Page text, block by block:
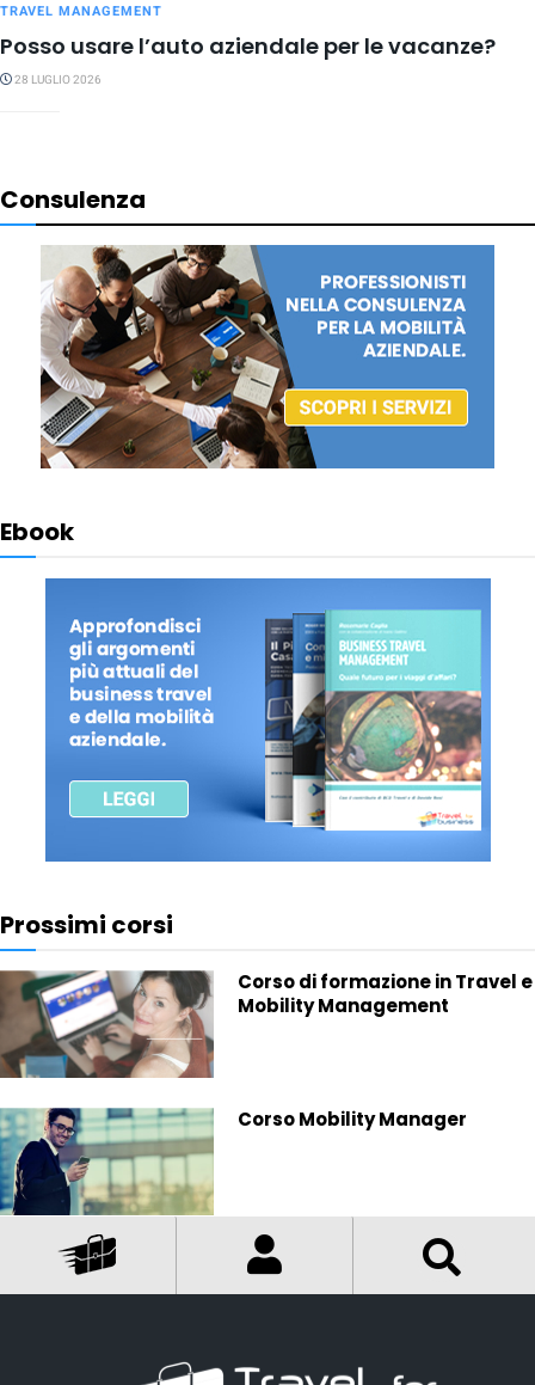
TRAVEL MANAGEMENT
Posso usare l’auto aziendale per le vacanze?
28 LUGLIO 2026
Consulenza
Ebook
Prossimi corsi
Corso di formazione in Travel e
Mobility Management
Corso Mobility Manager